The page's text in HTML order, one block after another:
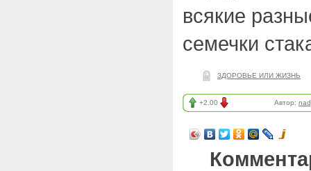
всякие
семечки
ЗДОРОВЬЕ ИЛИ ЖИЗНЬ
+2.00 Автор: